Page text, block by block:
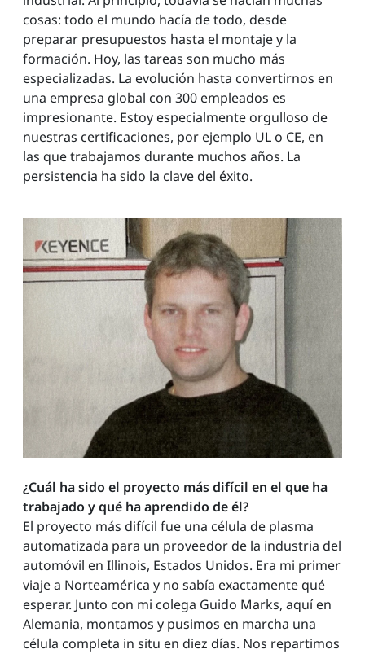
cosas: todo el mundo hacía de todo, desde
preparar presupuestos hasta el montaje y la
formación. Hoy, las tareas son mucho más
especializadas. La evolución hasta convertirnos en
una empresa global con 300 empleados es
impresionante. Estoy especialmente orgulloso de
nuestras certificaciones, por ejemplo UL o CE, en
las que trabajamos durante muchos años. La
persistencia ha sido la clave del éxito.
¿Cuál ha sido el proyecto más difícil en el que ha
trabajado y qué ha aprendido de él?
El proyecto más difícil fue una célula de plasma
automatizada para un proveedor de la industria del
automóvil en Illinois, Estados Unidos. Era mi primer
viaje a Norteamérica y no sabía exactamente qué
esperar. Junto con mi colega Guido Marks, aquí en
Alemania, montamos y pusimos en marcha una
célula completa in situ en diez días. Nos repartimos